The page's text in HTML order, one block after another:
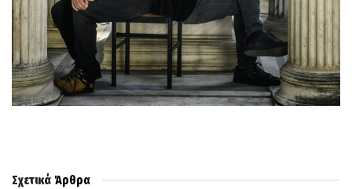
Σχετικά Άρθρα